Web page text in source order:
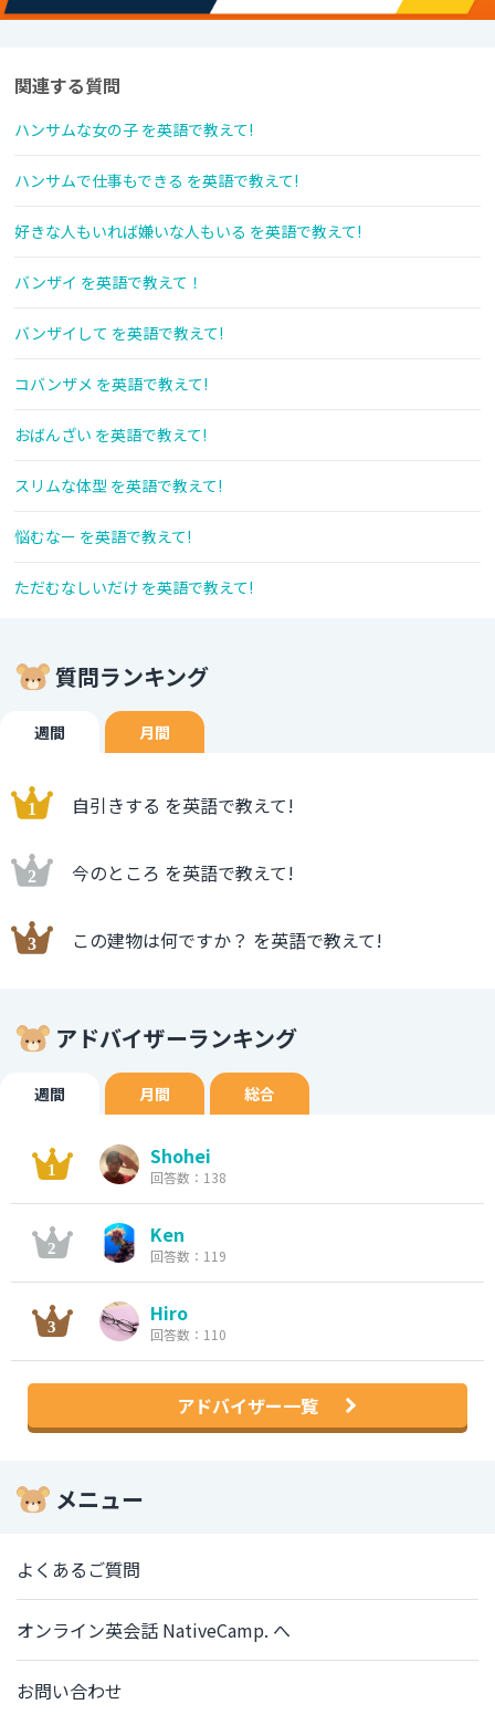
関連する質問
ハンサムな女の子 を英語で教えて!
ハンサムで仕事もできる を英語で教えて!
好きな人もいれば嫌いな人もいる を英語で教えて!
バンザイ を英語で教えて！
バンザイして を英語で教えて!
コバンザメ を英語で教えて!
おばんざい を英語で教えて!
スリムな体型 を英語で教えて!
悩むなー を英語で教えて!
ただむなしいだけ を英語で教えて!
質問ランキング
週間 月間
自引きする を英語で教えて!
今のところ を英語で教えて!
この建物は何ですか？ を英語で教えて!
アドバイザーランキング
週間 月間 総合
Shohei
回答数：138
Ken
回答数：119
Hiro
回答数：110
アドバイザー一覧
メニュー
よくあるご質問
オンライン英会話 NativeCamp. へ
お問い合わせ